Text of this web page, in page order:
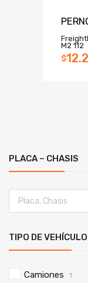
M2 112
$
PLACA – CHASIS
TIPO DE VEHÍCULO
Camiones 1